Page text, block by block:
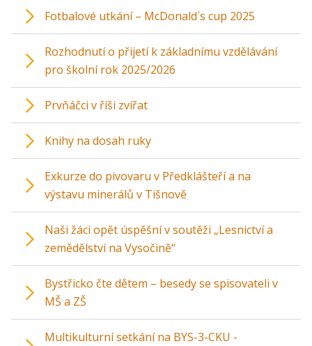
Fotbalové utkání – McDonald´s cup 2025
Rozhodnutí o přijetí k základnímu vzdělávání
pro školní rok 2025/2026
Prvňáčci v říši zvířat
Knihy na dosah ruky
Exkurze do pivovaru v Předklášteří a na
výstavu minerálů v Tišnově
Naši žáci opět úspěšní v soutěži „Lesnictví a
zemědělství na Vysočině“
Bystřicko čte dětem – besedy se spisovateli v
MŠ a ZŠ
Multikulturní setkání na BYS-3-CKU -